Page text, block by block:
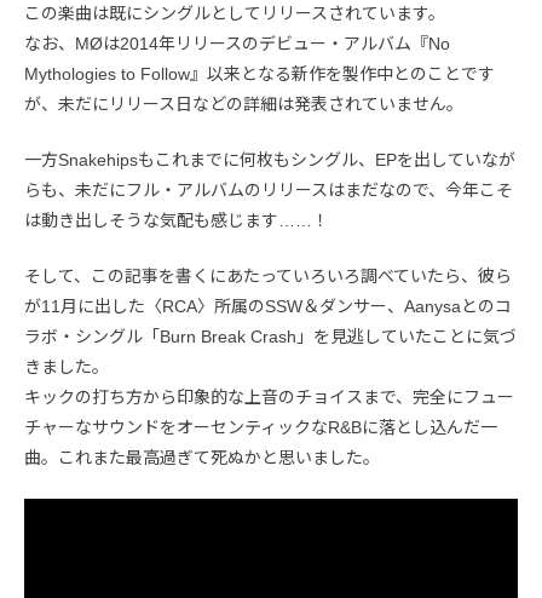
この楽曲は既にシングルとしてリリースされています。
なお、MØは2014年リリースのデビュー・アルバム『No
Mythologies to Follow』以来となる新作を製作中とのことです
が、未だにリリース日などの詳細は発表されていません。
一方Snakehipsもこれまでに何枚もシングル、EPを出していなが
らも、未だにフル・アルバムのリリースはまだなので、今年こそ
は動き出しそうな気配も感じます……！
そして、この記事を書くにあたっていろいろ調べていたら、彼ら
が11月に出した〈RCA〉所属のSSW＆ダンサー、Aanysaとのコ
ラボ・シングル「Burn Break Crash」を見逃していたことに気づ
きました。
キックの打ち方から印象的な上音のチョイスまで、完全にフュー
チャーなサウンドをオーセンティックなR&Bに落とし込んだ一
曲。これまた最高過ぎて死ぬかと思いました。